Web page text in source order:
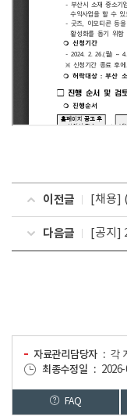
이전글
다음글 [공지]
자료관리담당자
각
최종수정일
FAQ